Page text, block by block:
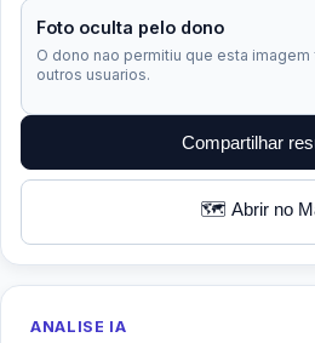
Foto oculta pelo dono
O dono nao permitiu que esta
outros usuarios.
Compartilhar
🗺️ Abrir no
ANALISE IA